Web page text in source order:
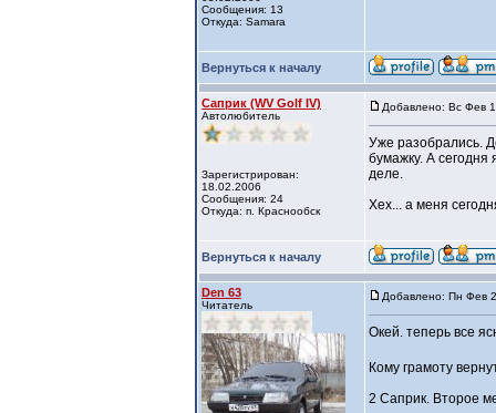
Сообщения: 13
Откуда: Samara
Вернуться к началу
Саприк (WV Golf IV)
Автолюбитель
Зарегистрирован:
18.02.2006
Сообщения: 24
Откуда: п. Краснообск
Добавлено: Вс Фев
Уже разобрались.
бумажку. А
деле.
Хех... а меня
Вернуться к началу
Den 63
Читатель
Добавлено: Пн Фев
Окей. теперь все
Кому грамоту
2 Саприк. Второе